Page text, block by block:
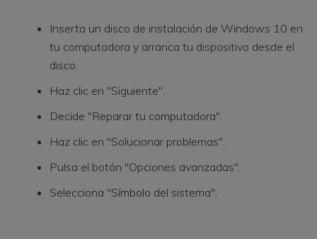
Inserta un disco de instalación de Windows 10 en
tu computadora y arranca tu dispositivo desde el
disco.
Haz clic en "Siguiente".
Decide "Reparar tu computadora".
Haz clic en "Solucionar problemas".
Pulsa el botón "Opciones avanzadas".
Selecciona "Símbolo del sistema".